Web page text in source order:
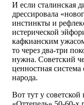
И если сталинская
дрессировала
инстинкты и
истерической
кафкианским
то через два-три
нужна. Советский
ценностная
народа.
Вот тут у